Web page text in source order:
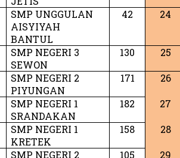
SMP UNGGULAN
AISYIYAH
BANTUL
42 24
SMP NEGERI 3
SEWON
130 25
SMP NEGERI 2
PIYUNGAN
171 26
SMP NEGERI 1
SRANDAKAN
182 27
SMP NEGERI 1
KRETEK
158 28
SMP NEGERI 2
105 29